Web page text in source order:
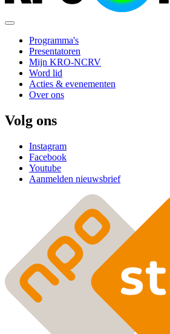
Programma's
Presentatoren
Mijn KRO-NCRV
Word lid
Acties & evenementen
Over ons
Volg ons
Instagram
Facebook
Youtube
Aanmelden nieuwsbrief